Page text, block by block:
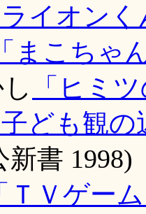
ライオン
「まこちゃ
「ヒミ
子ども観
新書 1998)
ＴＶゲー